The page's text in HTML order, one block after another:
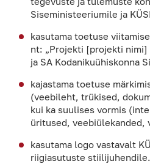
Siseministeeriumile ja
kasutama toetuse
nt: „Projekti [projekti
ja SA Kodanikuühiskonna
kajastama toetuse
(veebileht, trükised,
kui ka suulises vormis
üritused, veebiülekanded,
kasutama logo vastavalt
riigiasutuste stiilijuhendile.